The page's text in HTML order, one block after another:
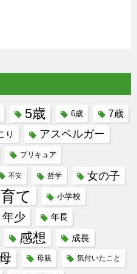
5歳 6歳 7歳
り アスペルガー
プリキュア
不安 哲学 女の子
て 小学校
年少 年長
感想 成長
母親 気付いたこと